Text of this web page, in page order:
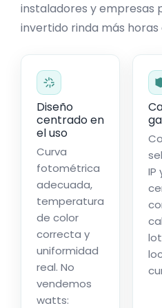
instaladores y empresas
invertido rinda más horas
Diseño
centrado en
el uso
Curva
fotométrica
adecuada,
temperatura
de color
correcta y
uniformidad
real. No
vendemos
watts:
IP